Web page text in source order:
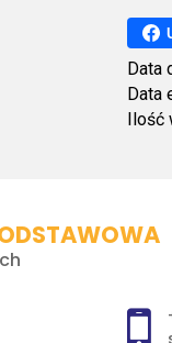
Data
Data
Ilość